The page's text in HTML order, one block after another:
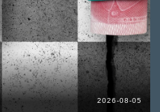
2026-08-05